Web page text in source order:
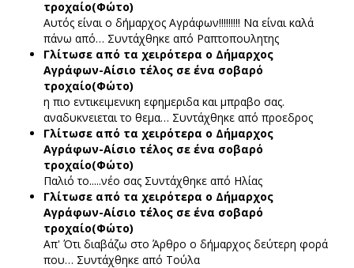
τροχαίο(Φώτο)
Αυτός είναι ο δήμαρχος Αγράφων!!!!!!!!! Να είναι καλά
πάνω από… Συντάχθηκε από Ραπτοπουλητης
Γλίτωσε από τα χειρότερα ο Δήμαρχος
Αγράφων-Αίσιο τέλος σε ένα σοβαρό
τροχαίο(Φώτο)
η πιο εντικειμενικη εφημεριδα και μπραβο σας.
αναδυκνειεται το θεμα… Συντάχθηκε από προεδρος
Γλίτωσε από τα χειρότερα ο Δήμαρχος
Αγράφων-Αίσιο τέλος σε ένα σοβαρό
τροχαίο(Φώτο)
Παλιό το.....νέο σας Συντάχθηκε από Ηλίας
Γλίτωσε από τα χειρότερα ο Δήμαρχος
Αγράφων-Αίσιο τέλος σε ένα σοβαρό
τροχαίο(Φώτο)
Απ' Ότι διαβάζω στο Άρθρο ο δήμαρχος δεύτερη φορά
που… Συντάχθηκε από Τούλα